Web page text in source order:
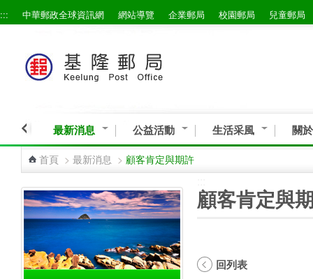
跳到主要內容區塊
::: 中華郵政全球資訊網 網站導覽 企業郵局 校園郵局 兒童郵局
最新消息 公益活動 生活采風 關
首頁 > 最新消息 > 顧客肯定與期許
顧客肯定與
回列表